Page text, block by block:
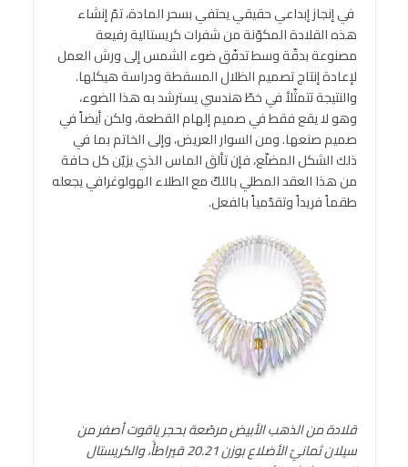
في إنجاز إبداعي حقيقي يحتفي بسحر المادة، تمّ إنشاء
هذه القلادة المكوّنة من شفرات كريستالية رفيعة
مصنوعة بدقّة وسط تدفّق ضوء الشمس إلى ورش العمل
لإعادة إنتاج تصميم الظلال المسقطة ودراسة هيكلها.
والنتيجة تتمثّلأ في خطّ هندسي يسترشد به هذا الضوء،
وهو لا يقع فقط في صميم إلهام القطعة، ولكن أيضاً في
صميم صنعها. ومن السوار العريض، وإلى الخاتم بما في
ذلك الشكل المضلّع، فإن تألق الماس الذي يزيّن كل حافة
من هذا العقد المطلي باللكّ مع الطلاء الهولوغرافي يجعله
طقماً فريداً وتقدّمياً بالفعل.
قلادة من الذهب الأبيض مرصّعة بحجر ياقوت أصفر من
سيلان ثمانيّ الأضلاع بوزن 20.21 قيراطأً، والكريستال